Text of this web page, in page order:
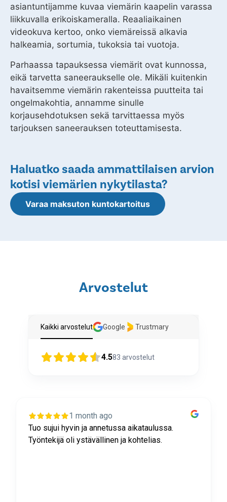
asiantuntijamme kuvaa viemärin kaapelin varassa
liikkuvalla erikoiskameralla. Reaaliaikainen
videokuva kertoo, onko viemäreissä alkavia
halkeamia, sortumia, tukoksia tai vuotoja.
Parhaassa tapauksessa viemärit ovat kunnossa,
eikä tarvetta saneeraukselle ole. Mikäli kuitenkin
havaitsemme viemärin rakenteissa puutteita tai
ongelmakohtia, annamme sinulle
korjausehdotuksen sekä tarvittaessa myös
tarjouksen saneerauksen toteuttamisesta.
Haluatko saada ammattilaisen arvion
kotisi viemärien nykytilasta?
Varaa maksuton kuntokartoitus
Arvostelut
Kaikki arvostelut Google Trustmary
4.583 arvostelut
1 month ago
Tuo sujui hyvin ja annetussa aikataulussa.
Työntekijä oli ystävällinen ja kohtelias.